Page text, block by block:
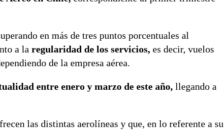
en más de tres puntos porcentuales al
a la regularidad de los servicios, es decir, vuelos
de la empresa aérea.
entre enero y marzo de este año, llegando a
las distintas aerolíneas y que, en lo referente a su